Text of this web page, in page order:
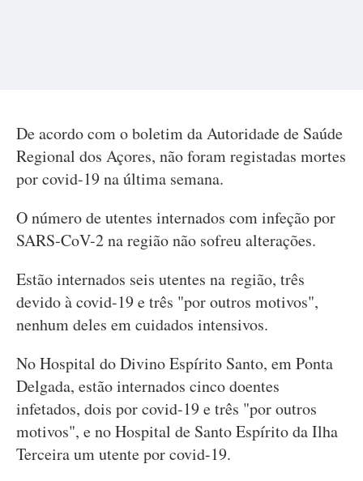
De acordo com o boletim da Autoridade de Saúde
Regional dos Açores, não foram registadas mortes
por covid-19 na última semana.
O número de utentes internados com infeção por
SARS-CoV-2 na região não sofreu alterações.
Estão internados seis utentes na região, três
devido à covid-19 e três "por outros motivos",
nenhum deles em cuidados intensivos.
No Hospital do Divino Espírito Santo, em Ponta
Delgada, estão internados cinco doentes
infetados, dois por covid-19 e três "por outros
motivos", e no Hospital de Santo Espírito da Ilha
Terceira um utente por covid-19.